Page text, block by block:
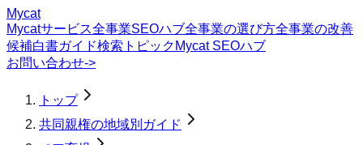
Mycat
Mycatサービス全事業SEOハブ全事業の選び方全事業の改善
候補白書ガイド検索トピック Mycat SEOハブ
お問い合わせ->
トップ
共同親権の地域別ガイド